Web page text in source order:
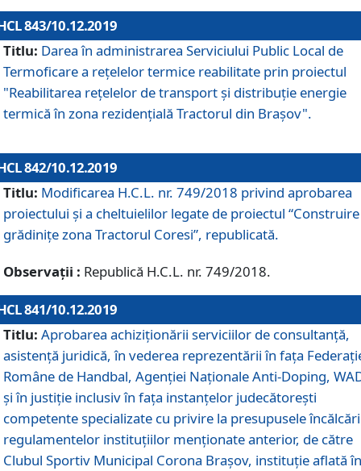
843/10.12.2019
Titlu: Darea în administrarea Serviciului Public Local de
Termoficare a rețelelor termice reabilitate prin proiectul
"Reabilitarea reţelelor de transport şi distribuţie energie
termică în zona rezidenţială Tractorul din Braşov".
842/10.12.2019
Titlu: Modificarea H.C.L. nr. 749/2018 privind aprobarea
proiectului și a cheltuielilor legate de proiectul “Construire
grădinițe zona Tractorul Coresi”, republicată.
Observații : Republică H.C.L. nr. 749/2018.
841/10.12.2019
Titlu: Aprobarea achiziționării serviciilor de consultanță,
asistență juridică, în vederea reprezentării în fața
Române de Handbal, Agenției Naționale Anti-Doping,
și în justiție inclusiv în fața instanțelor judecătorești
competente specializate cu privire la presupusele
regulamentelor instituțiilor menționate anterior, de către
Clubul Sportiv Municipal Corona Braşov, instituție aflată în